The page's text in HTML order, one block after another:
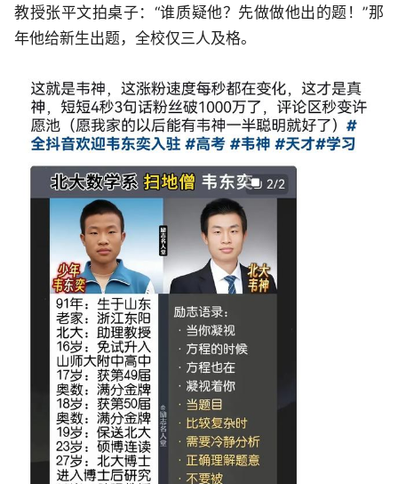
教授张平文拍桌子：“谁质疑他？先做做他出的题！”那
年他给新生出题，全校仅三人及格。